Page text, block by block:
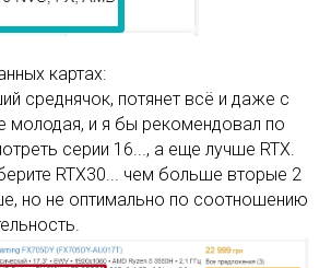
картах:
среднячок, потянет всё и даже с
молодая, и я бы рекомендовал по
серии 16..., а еще лучше RTX.
RTX30... чем больше вторые 2
но не оптимально по соотношению